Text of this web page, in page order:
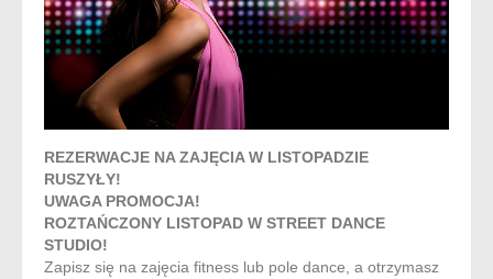
REZERWACJE NA ZAJĘCIA W LISTOPADZIE
RUSZYŁY!
UWAGA PROMOCJA!
ROZTAŃCZONY LISTOPAD W STREET DANCE
STUDIO!
Zapisz się na zajęcia fitness lub pole dance, a otrzymasz